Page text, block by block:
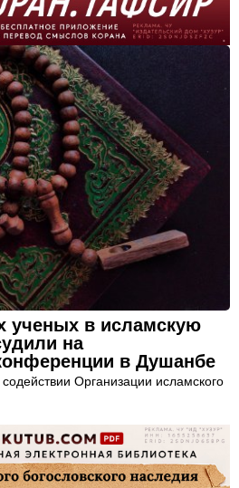
ученых в исламскую
на
в Душанбе
Организации исламского